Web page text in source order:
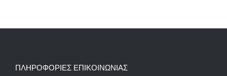
ΠΛΗΡΟΦΟΡΙΕΣ ΕΠΙΚΟΙΝΩΝΙΑΣ